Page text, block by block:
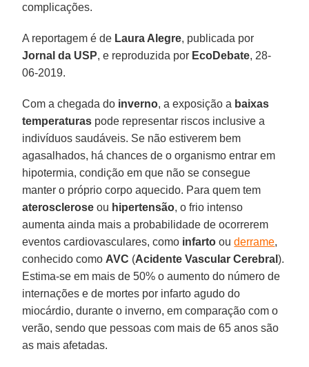
complicações.
A reportagem é de Laura Alegre, publicada por
Jornal da USP, e reproduzida por EcoDebate, 28-
06-2019.
Com a chegada do inverno, a exposição a baixas
temperaturas pode representar riscos inclusive a
indivíduos saudáveis. Se não estiverem bem
agasalhados, há chances de o organismo entrar em
hipotermia, condição em que não se consegue
manter o próprio corpo aquecido. Para quem tem
aterosclerose ou hipertensão, o frio intenso
aumenta ainda mais a probabilidade de ocorrerem
eventos cardiovasculares, como infarto ouderrame,
conhecido como AVC (Acidente Vascular Cerebral).
Estima-se em mais de 50% o aumento do número de
internações e de mortes por infarto agudo do
miocárdio, durante o inverno, em comparação com o
verão, sendo que pessoas com mais de 65 anos são
as mais afetadas.